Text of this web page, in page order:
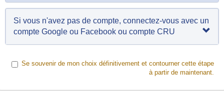
Si vous n'avez pas de compte, connectez-vous avec un
compte Google ou Facebook ou compte CRU
Se souvenir de mon choix définitivement et contourner cette étape
à partir de maintenant.